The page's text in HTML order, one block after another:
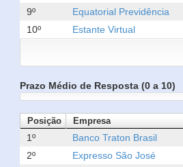
9º Equatorial Previdência
10º
Estante Virtual
Prazo Médio de Resposta (0 a 10)
Posição Empresa
1º Banco Traton Brasil
2º
Expresso São José